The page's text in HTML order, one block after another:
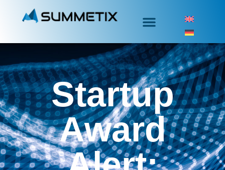
Startup
Award